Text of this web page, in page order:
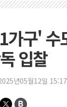
구' 수
입찰
년05월12일 15:17